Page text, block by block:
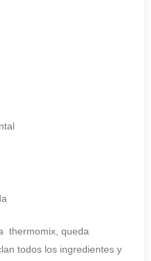
thermomix, queda
todos los ingredientes y